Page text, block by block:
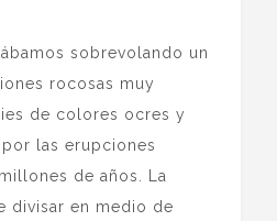
sobrevolando un
rocosas muy
de colores ocres y
las erupciones
de años. La
divisar en medio de